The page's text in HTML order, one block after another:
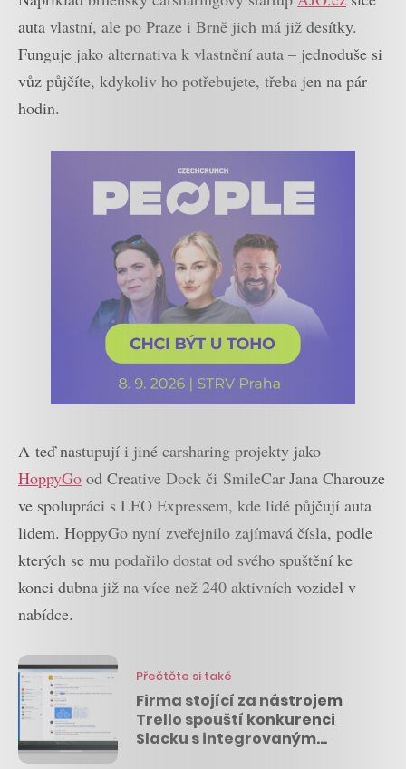
auta vlastní, ale po Praze i Brně jich má již desítky.
Funguje jako alternativa k vlastnění auta – jednoduše si
vůz půjčíte, kdykoliv ho potřebujete, třeba jen na pár
hodin.
A teď nastupují i jiné carsharing projekty jako
HoppyGo od Creative Dock či SmileCar Jana Charouze
ve spolupráci s LEO Expressem, kde lidé půjčují auta
lidem. HoppyGo nyní zveřejnilo zajímavá čísla, podle
kterých se mu podařilo dostat od svého spuštění ke
konci dubna již na více než 240 aktivních vozidel v
nabídce.
Přečtěte si také
Firma stojící za nástrojem
Trello spouští konkurenci
Slacku s integrovaným